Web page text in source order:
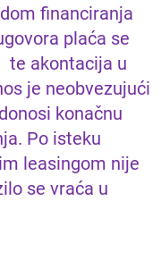
financiranja
plaća se
te akontacija u
je neobvezujući
konačnu
Po isteku
leasingom nije
se vraća u